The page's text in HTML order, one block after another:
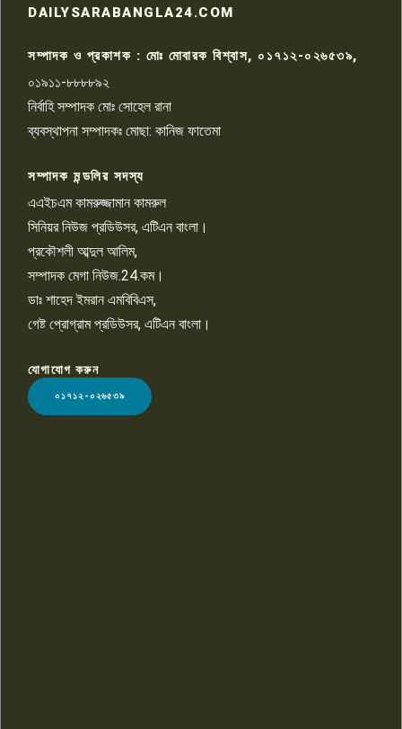
রাজশাহীতে সন্ত্রাসী হামলায় গুরুতর
চাঁদাবাজি ও হয়রানির অভিযোগ
১০
LOGO
DAILYSARABANGLA24.COM
সম্পাদক ও প্রকাশক : মোঃ মোবারক বিশ্বাস, ০১৭১২-০২৬৫৩৯,
০১৯১১-৮৮৮৮৯২
নির্বাহি সম্পাদক মোঃ সোহেল রানা
ব্যবস্থাপনা সম্পাদকঃ মোছা: কানিজ ফাতেমা
সম্পাদক মন্ডলির সদস্য
এএইচএম কামরুজ্জামান কামরুল
সিনিয়র নিউজ প্রডিউসর, এটিএন বাংলা।
প্রকৌশলী আব্দুল আলিম,
সম্পাদক মেগা নিউজ.24.কম।
ডাঃ শাহেদ ইমরান এমবিবিএস,
গেষ্ট প্রোগ্রাম প্রডিউসর, এটিএন বাংলা।
যোগাযোগ করুন
০১৭১২-০২৬৫৩৯